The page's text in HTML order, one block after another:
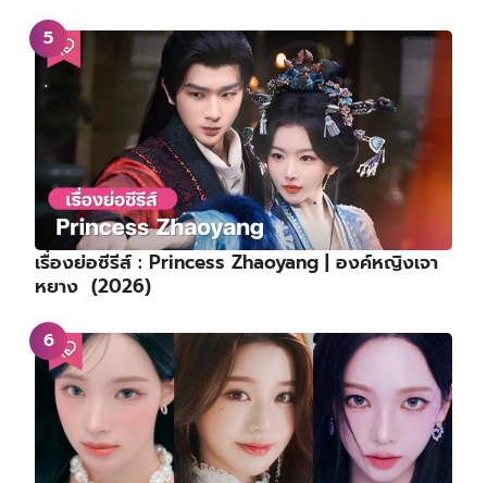
เรื่องย่อซีรีส์ : Princess Zhaoyang | องค์หญิงเจา
หยาง (2026)